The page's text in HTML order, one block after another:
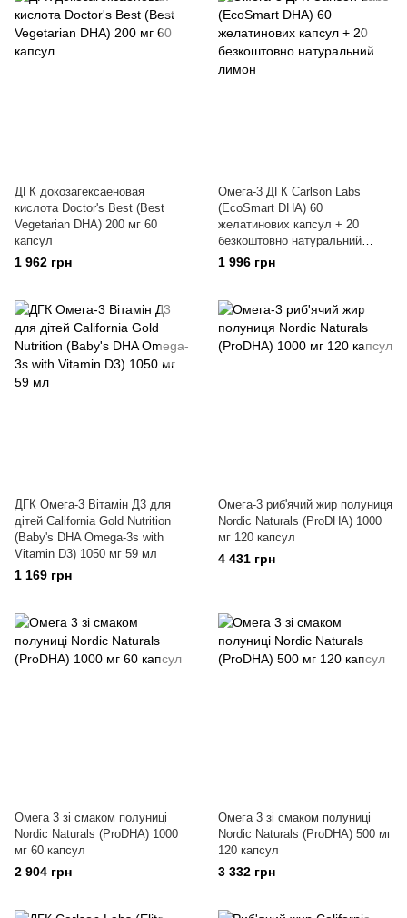
ДГК докозагексаеновая
кислота Doctor's Best (Best
Vegetarian DHA) 200 мг 60
капсул
1 962 грн
Омега-3 ДГК Carlson Labs
(EcoSmart DHA) 60
желатинових капсул + 20
безкоштовно натуральний
лимон
1 996 грн
ДГК Омега-3 Вітамін Д3 для
дітей California Gold Nutrition
(Baby's DHA Omega-3s with
Vitamin D3) 1050 мг 59 мл
1 169 грн
Омега-3 риб'ячий жир полуниця
Nordic Naturals (ProDHA) 1000
мг 120 капсул
4 431 грн
Омега 3 зі смаком полуниці
Nordic Naturals (ProDHA) 1000
мг 60 капсул
2 904 грн
Омега 3 зі смаком полуниці
Nordic Naturals (ProDHA) 500 мг
120 капсул
3 332 грн